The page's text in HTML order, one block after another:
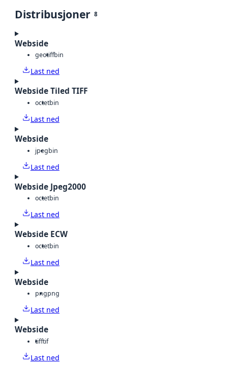
Distribusjoner 8
Webside
geotiffbin
Last ned
Webside Tiled TIFF
octetbin
Last ned
Webside
jpegbin
Last ned
Webside Jpeg2000
octetbin
Last ned
Webside ECW
octetbin
Last ned
Webside
pngpng
Last ned
Webside
tifftif
Last ned